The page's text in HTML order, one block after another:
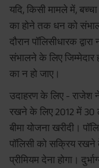
यदि, किसी मामले में,
का होने तक धन को
दौरान पॉलिसीधारक
संभालने के लिए जिम्मेदार
का न हो जाए।
उदाहरण के लिए - राजेश
रखने के लिए 2012 में 30
बीमा योजना खरीदी।
पॉलिसी को सक्रिय
प्रीमियम देना होगा।